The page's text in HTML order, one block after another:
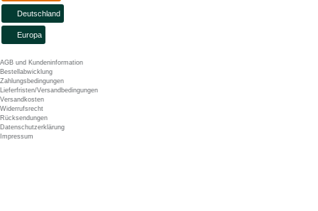
Deutschland
Europa
AGB und Kundeninformation
Bestellabwicklung
Zahlungsbedingungen
Lieferfristen/Versandbedingungen
Versandkosten
Widerrufsrecht
Rücksendungen
Datenschutzerklärung
Impressum